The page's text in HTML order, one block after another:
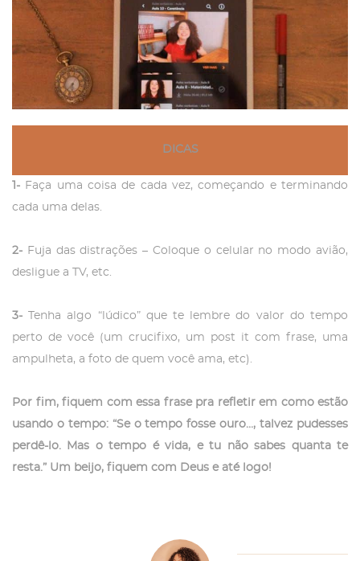
DICAS
1- Faça uma coisa de cada vez, começando e terminando
cada uma delas.
2- Fuja das distrações – Coloque o celular no modo avião,
desligue a TV, etc.
3-
Tenha algo “lúdico” que te lembre do valor do tempo
perto de você (um crucifixo, um post it com frase, uma
ampulheta, a foto de quem você ama, etc).
Por fim, fiquem com essa frase pra refletir em como estão
usando o tempo: “Se o tempo fosse ouro…, talvez pudesses
perdê-lo. Mas o tempo é vida, e tu não sabes quanta te
resta.” Um beijo, fiquem com Deus e até logo!